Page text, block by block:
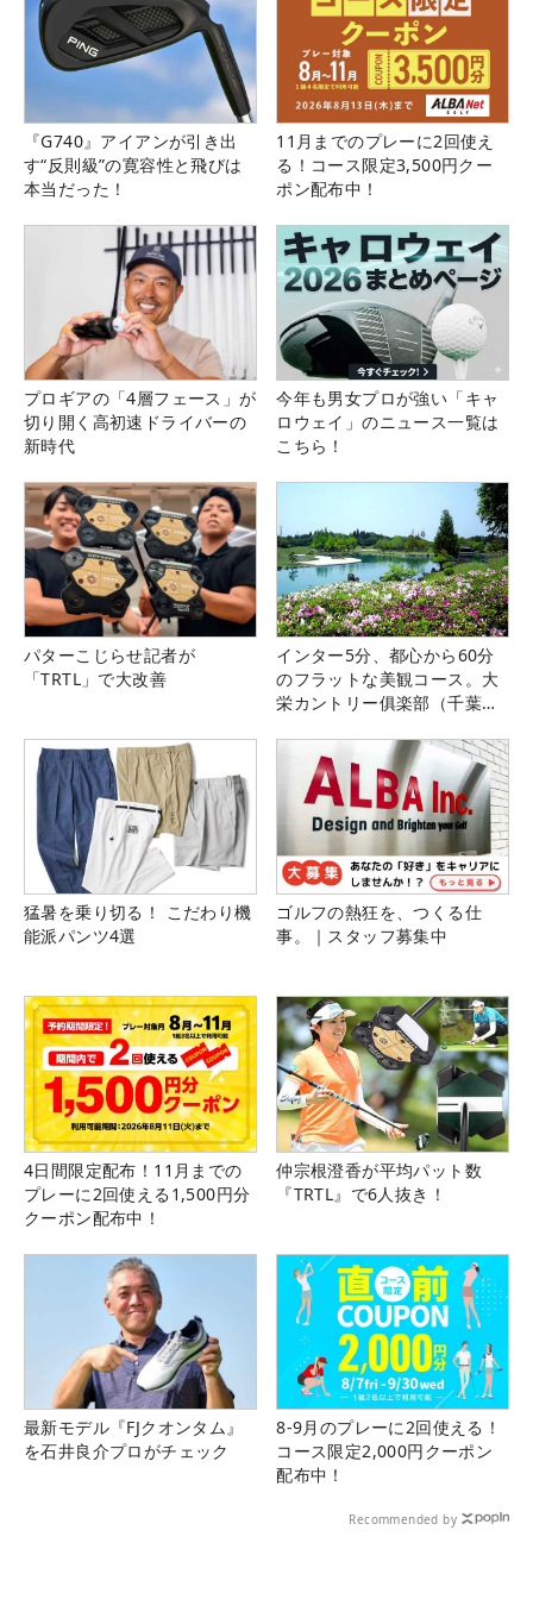
『G740』アイアンが引き出
す“反則級”の寛容性と飛びは
本当だった！
11月までのプレーに2回使え
る！コース限定3,500円クー
ポン配布中！
プロギアの「4層フェース」が
切り開く高初速ドライバーの
新時代
今年も男女プロが強い「キャ
ロウェイ」のニュース一覧は
こちら！
パターこじらせ記者が
「TRTL」で大改善
インター5分、都心から60分
のフラットな美観コース。大
栄カントリー俱楽部（千葉
猛暑を乗り切る！ こだわり機
能派パンツ4選
ゴルフの熱狂を、つくる仕
事。｜スタッフ募集中
4日間限定配布！11月までの
プレーに2回使える1,500円分
クーポン配布中！
仲宗根澄香が平均パット数
『TRTL』で6人抜き！
最新モデル『FJクオンタム』
を石井良介プロがチェック
8-9月のプレーに2回使える！
コース限定2,000円クーポン
配布中！
Recommended by